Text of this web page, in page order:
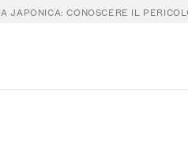
JAPONICA: CONOSCERE IL